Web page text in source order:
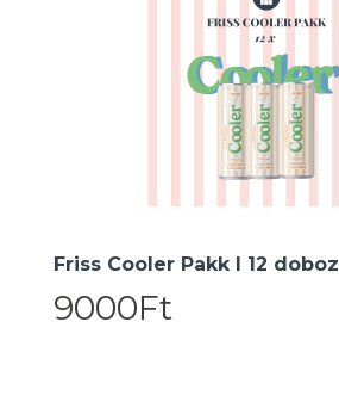
Friss Cooler Pakk I 12 doboz
9000Ft